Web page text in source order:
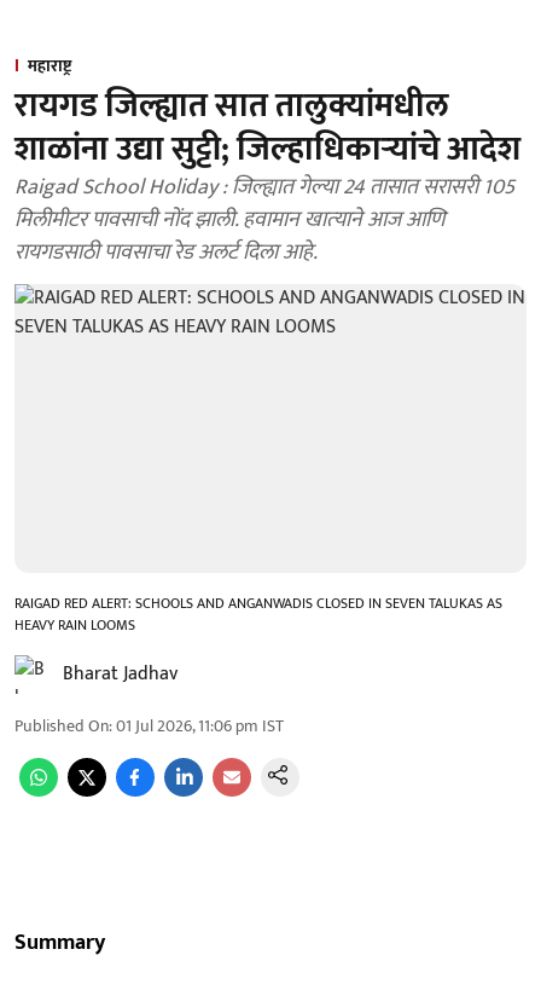
महाराष्ट्र
रायगड जिल्ह्यात सात तालुक्यांमधील
शाळांना उद्या सुट्टी; जिल्हाधिकाऱ्यांचे आदेश
Raigad School Holiday : जिल्ह्यात गेल्या 24 तासात सरासरी 105
मिलीमीटर पावसाची नोंद झाली. हवामान खात्‍याने आज आणि
रायगडसाठी पावसाचा रेड अलर्ट दिला आहे.
RAIGAD RED ALERT: SCHOOLS AND ANGANWADIS CLOSED IN SEVEN TALUKAS AS
HEAVY RAIN LOOMS
Bharat Jadhav
Published On:01 Jul 2026, 11:06 pm IST
Summary